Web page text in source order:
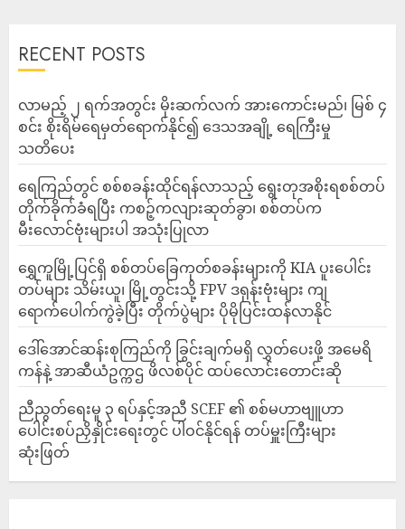
RECENT POSTS
လာမည့် ၂ ရက်အတွင်း မိုးဆက်လက် အားကောင်းမည်၊ မြစ် ၄
စင်း စိုးရိမ်ရေမှတ်ရောက်နိုင်၍ ဒေသအချို့ ရေကြီးမှု
သတိပေး
ရေကြည်တွင် စစ်စခန်းထိုင်ရန်လာသည့် ရွေးတုအစိုးရစစ်တပ်
တိုက်ခိုက်ခံရပြီး ကစဉ့်ကလျားဆုတ်ခွာ၊ စစ်တပ်က
မီးလောင်ဗုံးများပါ အသုံးပြုလာ
‎ရွှေကူမြို့ပြင်ရှိ စစ်တပ်ခြေကုတ်စခန်းများကို KIA ပူးပေါင်း
တပ်များ သိမ်းယူ၊ မြို့တွင်းသို့ FPV ဒရုန်းဗုံးများ ကျ
ရောက်ပေါက်ကွဲခဲ့ပြီး တိုက်ပွဲများ ပိုမိုပြင်းထန်လာနိုင်
ဒေါ်အောင်ဆန်းစုကြည်ကို ခြွင်းချက်မရှိ လွှတ်ပေးဖို့ အမေရိ
ကန်နဲ့ အာဆီယံဥက္ကဌ ဖိလစ်ပိုင် ထပ်လောင်းတောင်းဆို
ညီညွတ်ရေးမူ ၃ ရပ်နှင့်အညီ SCEF ၏ စစ်မဟာဗျူဟာ
ပေါင်းစပ်ညှိနှိုင်းရေးတွင် ပါဝင်နိုင်ရန် တပ်မှူးကြီးများ
ဆုံးဖြတ်